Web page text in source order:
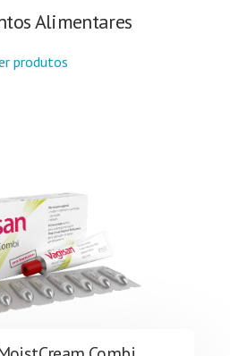
Alimentares
produtos